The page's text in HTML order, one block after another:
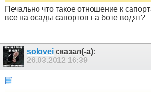
Печально что такое отношение к
все на осады сапортов на боте водят?
solovei сказал(-а):
26.03.2012 16:39